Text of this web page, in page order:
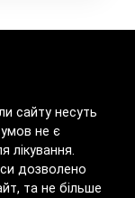
сайту несуть
умов не є
дозволено
та не більше